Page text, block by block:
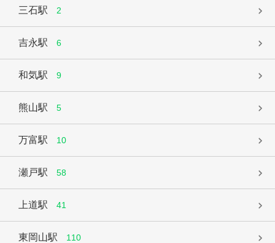
三石駅 2
吉永駅 6
和気駅 9
熊山駅 5
万富駅 10
瀬戸駅 58
上道駅 41
東岡山駅 110